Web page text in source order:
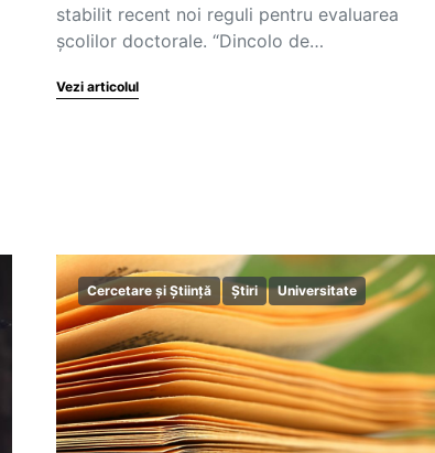
stabilit recent noi reguli pentru evaluarea
școlilor doctorale. “Dincolo de…
Vezi articolul
Cercetare și Știință Știri Universitate